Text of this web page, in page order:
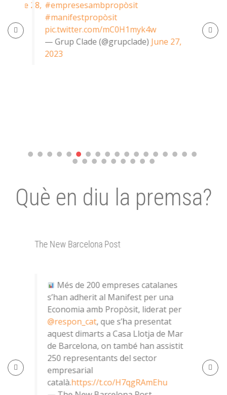
June 28, #empresesambpropòsit
#manifestpropòsit
pic.twitter.com/mC0H1myk4w
— Grup Clade (@grupclade) June 27,
2023
Què en diu la premsa?
The New Barcelona Post
Més de 200 empreses catalanes
s’han adherit al Manifest per una
Economia amb Propòsit, liderat per
@respon_cat, que s’ha presentat
aquest dimarts a Casa Llotja de Mar
de Barcelona, on també han assistit
250 representants del sector
empresarial
català.https://t.co/H7qgRAmEhu